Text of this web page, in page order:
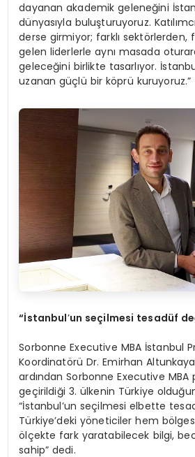
dayanan akademik geleneğini
dünyasıyla buluşturuyoruz.
derse girmiyor; farklı sektörlerden,
gelen liderlerle aynı masada
geleceğini birlikte tasarlıyor.
uzanan güçlü bir köprü kuruyoruz.”
“İstanbul’un seçilmesi tesadüf de
Sorbonne Executive MBA İstanbul
Koordinatörü Dr. Emirhan
ardından Sorbonne Executive MBA
geçirildiği 3. ülkenin Türkiye
“İstanbul’un seçilmesi elbette
Türkiye’deki yöneticiler hem
ölçekte fark yaratabilecek bilgi,
sahip” dedi.